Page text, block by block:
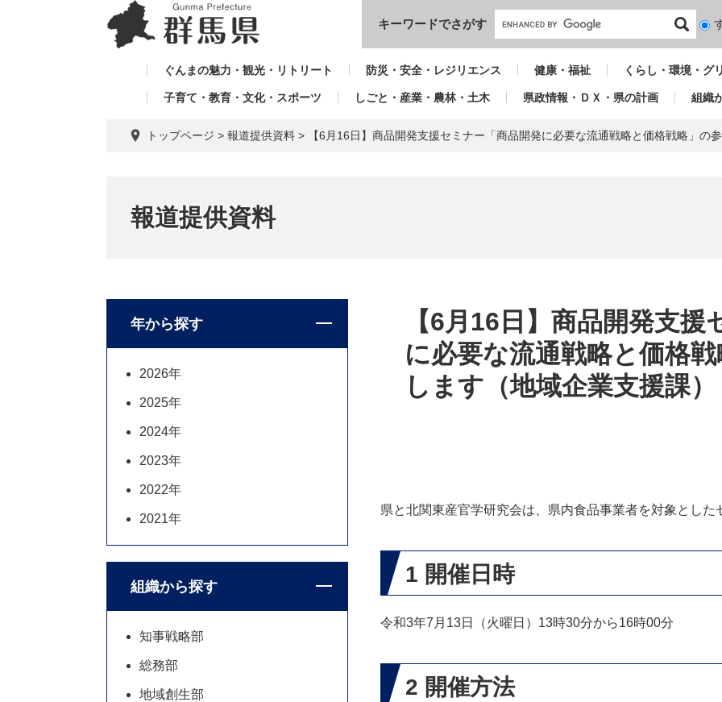
本文へ
キーワードでさがす
検
対
ぐんまの魅力・観光・リトリート 防災・安全・レジリエンス 健康・福祉 くらし・環境・グ
子育て・教育・文化・スポーツ しごと・産業・農林・土木 県政情報・ＤＸ・県の計画 組織
トップページ > 報道提供資料 > 【6月16日】商品開発支援セミナー「商品開発に必要な流通戦略と価格戦略」の
報道提供資料
【6月16日】商品開発支
に必要な流通戦略と価格
します（地域企業支援課）
県と北関東産官学研究会は、県内食品事業者を対象とし
1 開催日時
令和3年7月13日（火曜日）13時30分から16時00分
2 開催方法
年から探す
2026年
2025年
2024年
2023年
2022年
2021年
組織から探す
知事戦略部
総務部
地域創生部